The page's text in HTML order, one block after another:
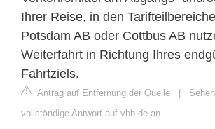
Ihrer Reise, in den
Potsdam AB oder Cottbus AB
Weiterfahrt in Richtung Ihres
Fahrtziels.
Antrag auf Entfernung der Quelle
vollständige Antwort auf vbb.de an